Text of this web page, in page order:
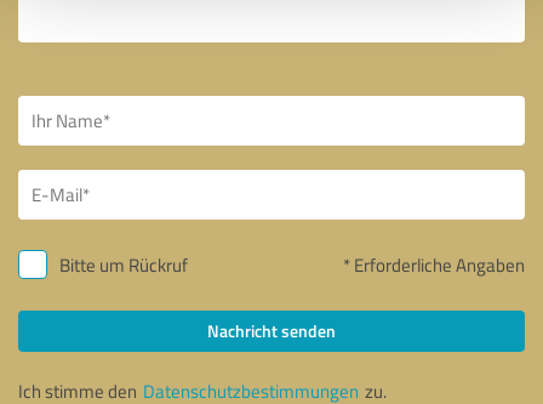
Bitte um Rückruf * Erforderliche Angaben
Nachricht senden
Ich stimme den Datenschutzbestimmungen zu.